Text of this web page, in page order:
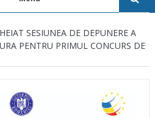
SESIUNEA DE DEPUNERE A
PENTRU PRIMUL CONCURS DE